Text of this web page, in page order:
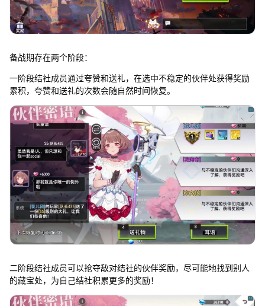
备战期存在两个阶段：
一阶段结社成员通过夸赞和送礼，在选中不稳定的伙伴处获得奖励
累积，夸赞和送礼的次数会随自然时间恢复。
二阶段结社成员可以抢夺敌对结社的伙伴奖励，尽可能地找到别人
的藏宝处，为自己结社积累更多的奖励！